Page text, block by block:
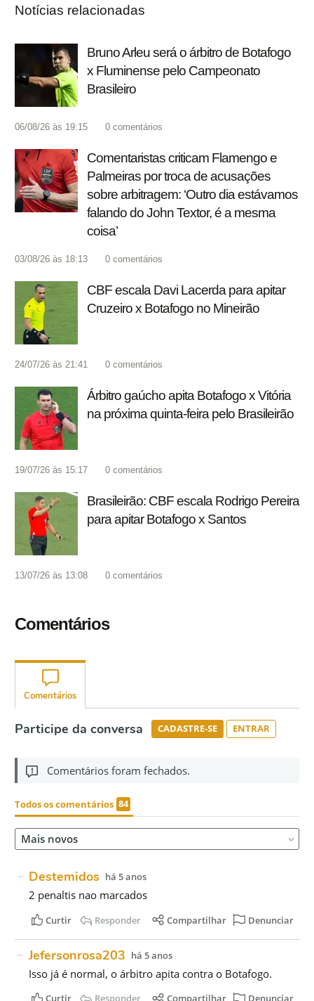
Notícias relacionadas
Bruno Arleu será o árbitro de Botafogo
x Fluminense pelo Campeonato
Brasileiro
06/08/26 às 19:15 0 comentários
Comentaristas criticam Flamengo e
Palmeiras por troca de acusações
sobre arbitragem: ‘Outro dia estávamos
falando do John Textor, é a mesma
coisa’
03/08/26 às 18:13 0 comentários
CBF escala Davi Lacerda para apitar
Cruzeiro x Botafogo no Mineirão
24/07/26 às 21:41 0 comentários
Árbitro gaúcho apita Botafogo x Vitória
na próxima quinta-feira pelo Brasileirão
19/07/26 às 15:17 0 comentários
Brasileirão: CBF escala Rodrigo Pereira
para apitar Botafogo x Santos
13/07/26 às 13:08 0 comentários
Comentários